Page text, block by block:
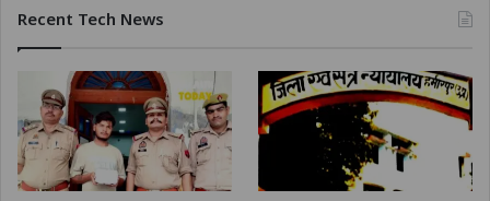
Recent Tech News